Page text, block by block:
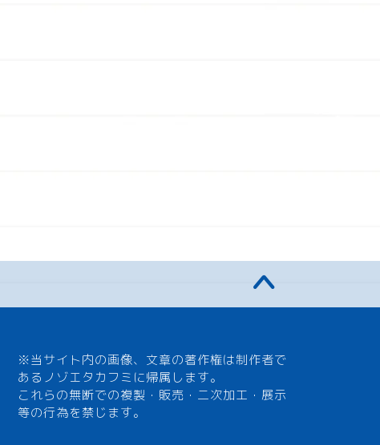
※当サイト内の画像、文章の著作権は制作者で
あるノゾエタカフミに帰属します。
これらの無断での複製・販売・二次加工・展示
等の行為を禁じます。